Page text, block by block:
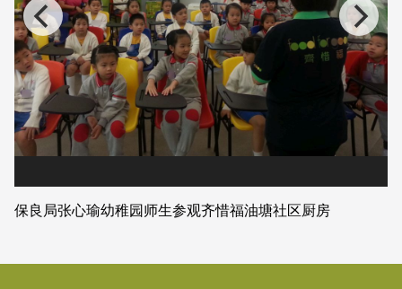
保良局张心瑜幼稚园师生参观齐惜福油塘社区厨房